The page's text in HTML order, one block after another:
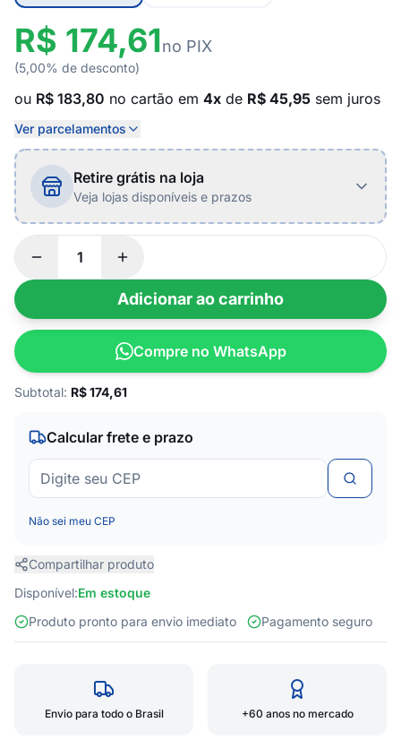
R$ 174,61no PIX
(5,00% de desconto)
ou R$ 183,80 no cartão em 4x de R$ 45,95 sem juros
Ver parcelamentos
Retire grátis na loja
Veja lojas disponíveis e prazos
Adicionar ao carrinho
Compre no WhatsApp
Subtotal: R$174,61
Calcular frete e prazo
Não sei meu CEP
Compartilhar produto
Disponível:Em estoque
Produto pronto para envio imediato
Pagamento seguro
Envio para todo o Brasil +60 anos no mercado